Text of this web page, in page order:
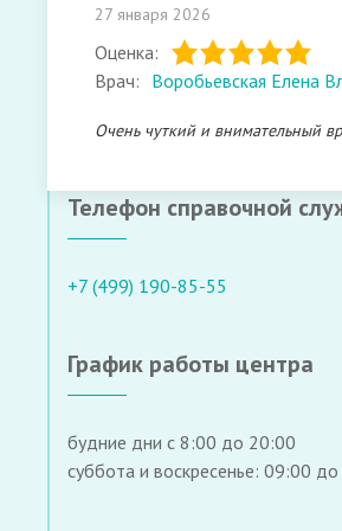
27 января 2026
Оценка:
Врач: Воробьевская Елена
Очень чуткий и внимательный
Телефон справочной
+7 (499) 190-85-55
График работы центра
будние дни с 8:00 до 20:00
суббота и воскресенье: 09:00